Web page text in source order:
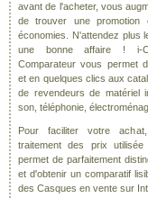
avant de l'acheter, vous
de trouver une promotion
économies. N'attendez plus
une bonne affaire ! i-
Comparateur vous permet
et en quelques clics aux
de revendeurs de matériel
son, téléphonie,
Pour faciliter votre
traitement des prix utilisée
permet de parfaitement
et d'obtenir un comparatif
des Casques en vente sur